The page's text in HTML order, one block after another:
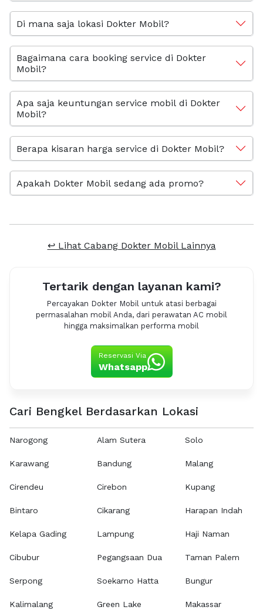
Di mana saja lokasi Dokter Mobil?
Bagaimana cara booking service di Dokter
Mobil?
Apa saja keuntungan service mobil di Dokter
Mobil?
Berapa kisaran harga service di Dokter Mobil?
Apakah Dokter Mobil sedang ada promo?
↩ Lihat Cabang Dokter Mobil Lainnya
Tertarik dengan layanan kami?
Percayakan Dokter Mobil untuk atasi berbagai
permasalahan mobil Anda, dari perawatan AC mobil
hingga maksimalkan performa mobil
Reservasi Via
Whatsapp
Cari Bengkel Berdasarkan Lokasi
Narogong
Karawang
Cirendeu
Bintaro
Kelapa Gading
Cibubur
Serpong
Kalimalang
Alam Sutera
Bandung
Cirebon
Cikarang
Lampung
Pegangsaan Dua
Soekarno Hatta
Green Lake
Solo
Malang
Kupang
Harapan Indah
Haji Naman
Taman Palem
Bungur
Makassar